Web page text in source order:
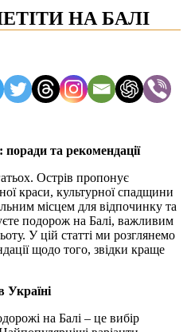
НА БАЛІ
та рекомендації
Острів пропонує
краси, культурної спадщини
місцем для відпочинку та
подорож на Балі, важливим
У цій статті ми розглянемо
щодо того, звідки краще
Україні
на Балі – це вибір